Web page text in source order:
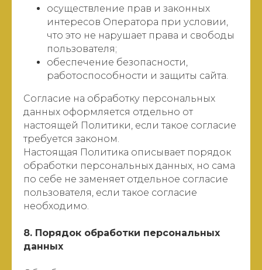
осуществление прав и законных
интересов Оператора при условии,
что это не нарушает права и свободы
пользователя;
обеспечение безопасности,
работоспособности и защиты сайта.
Согласие на обработку персональных
данных оформляется отдельно от
настоящей Политики, если такое согласие
требуется законом.
Настоящая Политика описывает порядок
обработки персональных данных, но сама
по себе не заменяет отдельное согласие
пользователя, если такое согласие
необходимо.
8. Порядок обработки персональных
данных